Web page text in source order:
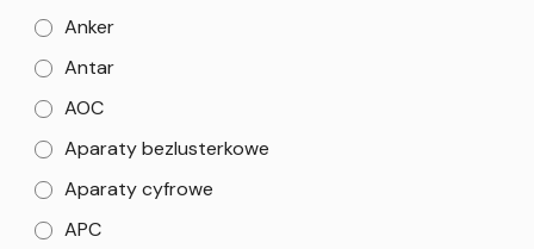
Anker
Antar
AOC
Aparaty bezlusterkowe
Aparaty cyfrowe
APC